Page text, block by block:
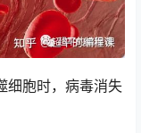
细胞时，病毒消失